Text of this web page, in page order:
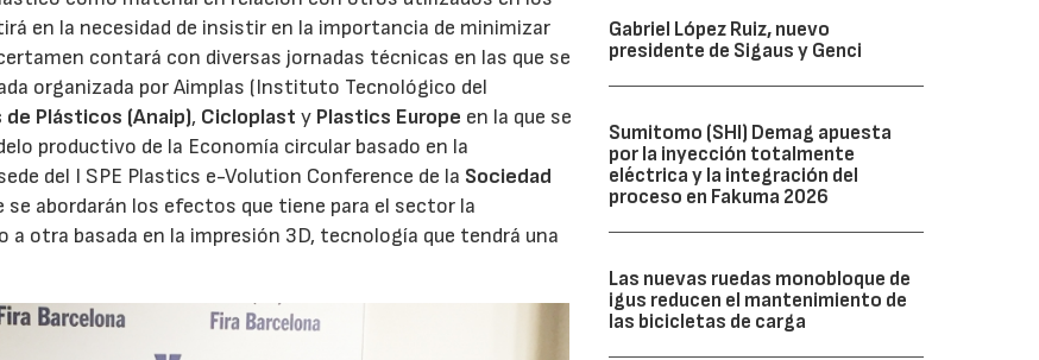
en la necesidad de insistir en la importancia de minimizar
contará con diversas jornadas técnicas en las que se
organizada por Aimplas (Instituto Tecnológico del
Plásticos (Anaip), Cicloplast y Plastics Europe en la que se
productivo de la Economía circular basado en la
del I SPE Plastics e-Volution Conference de la Sociedad
se abordarán los efectos que tiene para el sector la
otra basada en la impresión 3D, tecnología que tendrá una
Gabriel López Ruiz, nuevo
presidente de Sigaus y Genci
Sumitomo (SHI) Demag apuesta
por la inyección totalmente
eléctrica y la integración del
proceso en Fakuma 2026
Las nuevas ruedas monobloque de
igus reducen el mantenimiento de
las bicicletas de carga